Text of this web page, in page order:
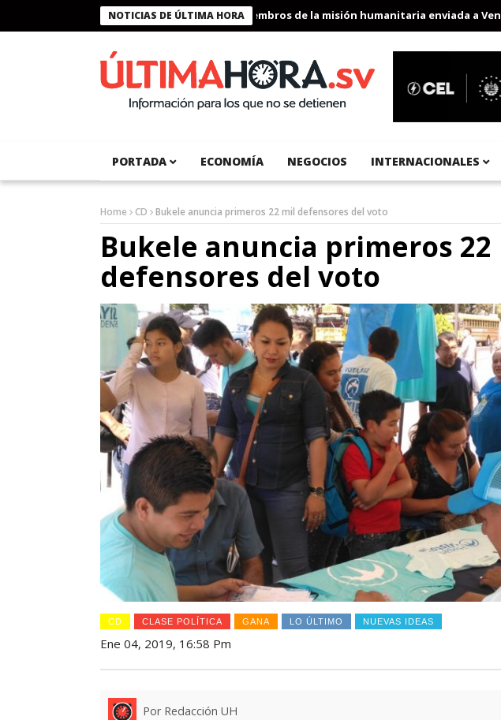
NOTICIAS DE ÚLTIMA HORA
Presidente Bukele condecora a miembros de la misión humanitaria enviada a
PORTADA ECONOMÍA NEGOCIOS INTERNACIONALES
Home CD Bukele anuncia primeros 22 mil defensores del voto
Bukele anuncia primeros 22
defensores del voto
CD CLASE POLÍTICA GANA LO ÚLTIMO NUEVAS IDEAS
Ene 04, 2019, 16:58 Pm
Por Redacción UH